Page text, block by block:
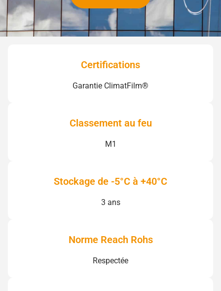
Certifications
Garantie ClimatFilm®
Classement au feu
M1
Stockage de -5°C à +40°C
3 ans
Norme Reach Rohs
Respectée